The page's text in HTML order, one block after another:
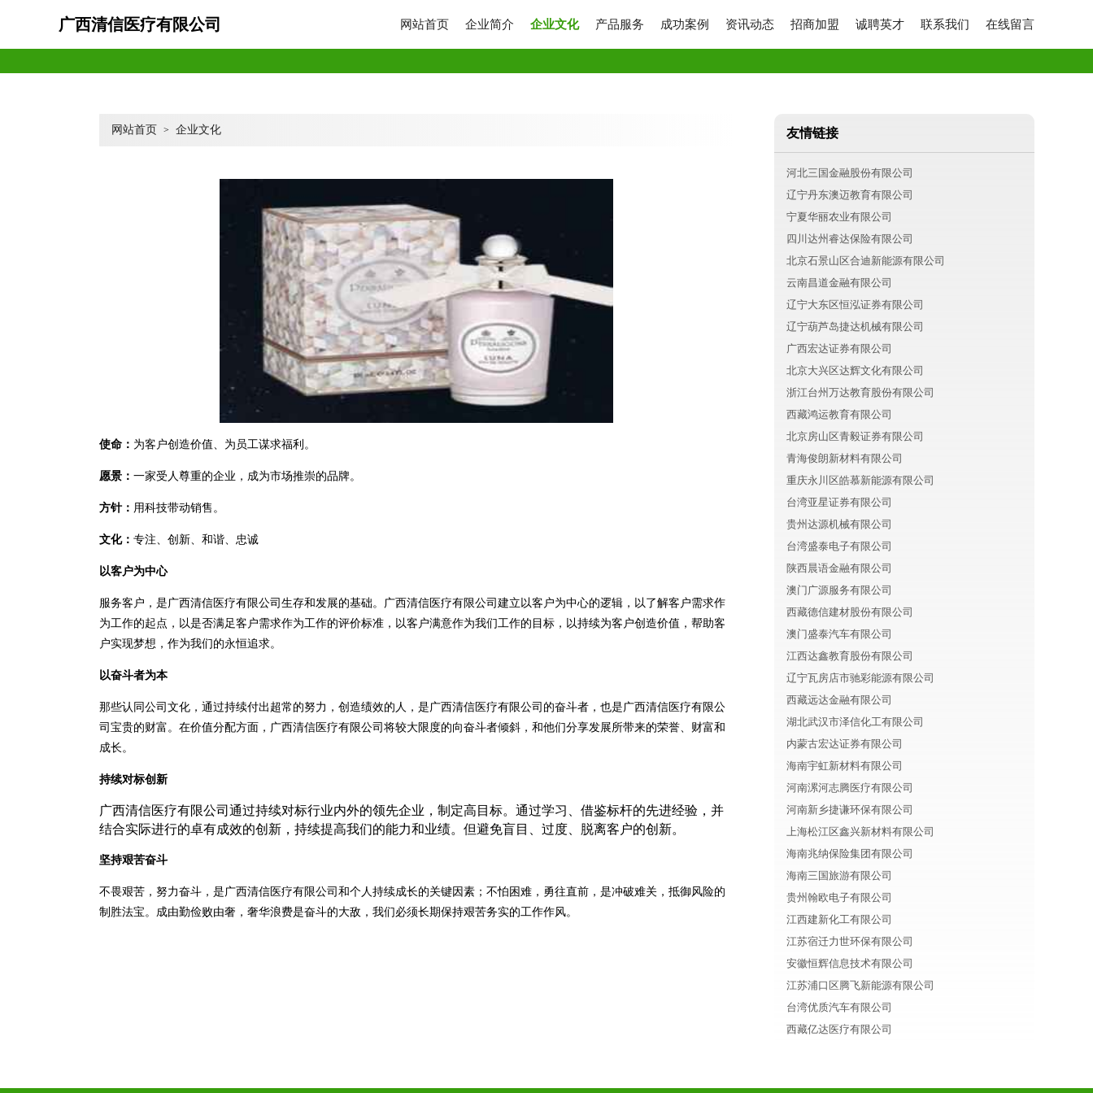
广西清信医疗有限公司 网站首页 企业简介 企业文化 产品服务 成功案例 资讯动态 招商加盟 诚聘英才 联系我们 在线留言
网站首页 > 企业文化
使命： 为客户创造价值、为员工谋求福利。
愿景： 一家受人尊重的企业，成为市场推崇的品牌。
方针： 用科技带动销售。
文化： 专注、创新、和谐、忠诚
以客户为中心
服务客户，是广西清信医疗有限公司生存和发展的基础。广西清信医疗有限公司建立以客户为中心的逻辑，以了解客户需求作
为工作的起点，以是否满足客户需求作为工作的评价标准，以客户满意作为我们工作的目标，以持续为客户创造价值，帮助客
户实现梦想，作为我们的永恒追求。
以奋斗者为本
那些认同公司文化，通过持续付出超常的努力，创造绩效的人，是广西清信医疗有限公司的奋斗者，也是广西清信医疗有限公
司宝贵的财富。在价值分配方面，广西清信医疗有限公司将较大限度的向奋斗者倾斜，和他们分享发展所带来的荣誉、财富和
成长。
持续对标创新
广西清信医疗有限公司通过持续对标行业内外的领先企业，制定高目标。通过学习、借鉴标杆的先进经验，并
结合实际进行的卓有成效的创新，持续提高我们的能力和业绩。但避免盲目、过度、脱离客户的创新。
坚持艰苦奋斗
不畏艰苦，努力奋斗，是广西清信医疗有限公司和个人持续成长的关键因素；不怕困难，勇往直前，是冲破难关，抵御风险的
制胜法宝。成由勤俭败由奢，奢华浪费是奋斗的大敌，我们必须长期保持艰苦务实的工作作风。
友情链接
河北三国金融股份有限公司
辽宁丹东澳迈教育有限公司
宁夏华丽农业有限公司
四川达州睿达保险有限公司
北京石景山区合迪新能源有限公司
云南昌道金融有限公司
辽宁大东区恒泓证券有限公司
辽宁葫芦岛捷达机械有限公司
广西宏达证券有限公司
北京大兴区达辉文化有限公司
浙江台州万达教育股份有限公司
西藏鸿运教育有限公司
北京房山区青毅证券有限公司
青海俊朗新材料有限公司
重庆永川区皓慕新能源有限公司
台湾亚星证券有限公司
贵州达源机械有限公司
台湾盛泰电子有限公司
陕西晨语金融有限公司
澳门广源服务有限公司
西藏德信建材股份有限公司
澳门盛泰汽车有限公司
江西达鑫教育股份有限公司
辽宁瓦房店市驰彩能源有限公司
西藏远达金融有限公司
湖北武汉市泽信化工有限公司
内蒙古宏达证券有限公司
海南宇虹新材料有限公司
河南漯河志腾医疗有限公司
河南新乡捷谦环保有限公司
上海松江区鑫兴新材料有限公司
海南兆纳保险集团有限公司
海南三国旅游有限公司
贵州翰欧电子有限公司
江西建新化工有限公司
江苏宿迁力世环保有限公司
安徽恒辉信息技术有限公司
江苏浦口区腾飞新能源有限公司
台湾优质汽车有限公司
西藏亿达医疗有限公司